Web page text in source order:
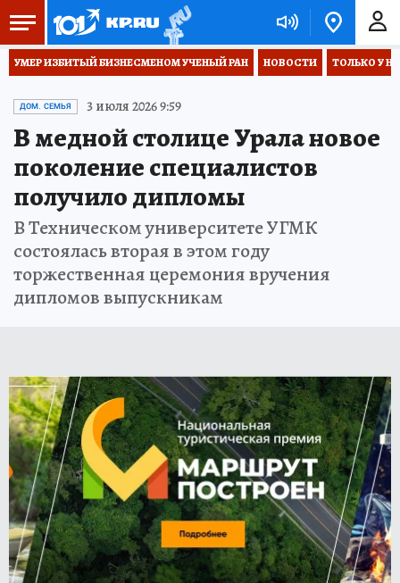
УМЕР ИЗБИТЫЙ БИЗНЕСМЕНОМ УЧЕНЫЙ РАН НОВОСТИ ТОЛЬКО У
ДОМ. СЕМЬЯ 3 июля 2026 9:59
В медной столице Урала новое
поколение специалистов
получило дипломы
В Техническом университете УГМК
состоялась вторая в этом году
торжественная церемония вручения
дипломов выпускникам